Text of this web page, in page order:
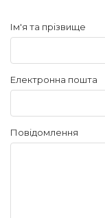
Ім'я та прізвище
Електронна пошта
Повідомлення